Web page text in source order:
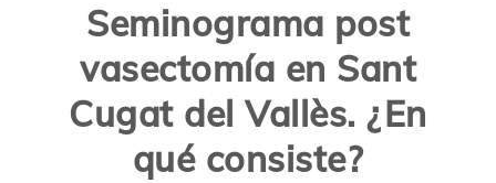
Seminograma post
vasectomía en Sant
Cugat del Vallès. ¿En
qué consiste?